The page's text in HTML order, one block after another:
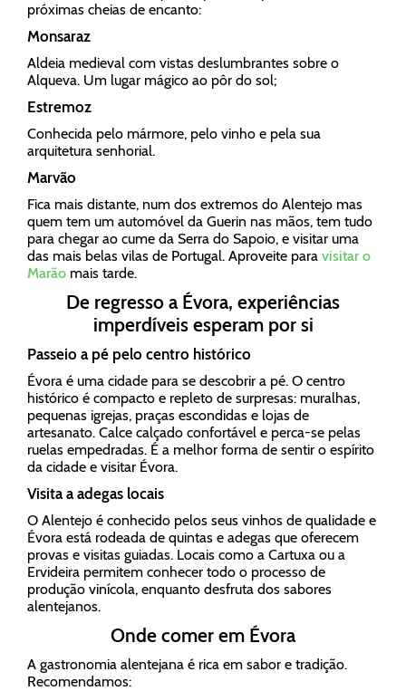
próximas cheias de encanto:
Monsaraz
Aldeia medieval com vistas deslumbrantes sobre o
Alqueva. Um lugar mágico ao pôr do sol;
Estremoz
Conhecida pelo mármore, pelo vinho e pela sua
arquitetura senhorial.
Marvão
Fica mais distante, num dos extremos do Alentejo mas
quem tem um automóvel da Guerin nas mãos, tem tudo
para chegar ao cume da Serra do Sapoio, e visitar uma
das mais belas vilas de Portugal. Aproveite para visitar o
Marão mais tarde.
De regresso a Évora, experiências
imperdíveis esperam por si
Passeio a pé pelo centro histórico
Évora é uma cidade para se descobrir a pé. O centro
histórico é compacto e repleto de surpresas: muralhas,
pequenas igrejas, praças escondidas e lojas de
artesanato. Calce calçado confortável e perca-se pelas
ruelas empedradas. É a melhor forma de sentir o espírito
da cidade e visitar Évora.
Visita a adegas locais
O Alentejo é conhecido pelos seus vinhos de qualidade e
Évora está rodeada de quintas e adegas que oferecem
provas e visitas guiadas. Locais como a Cartuxa ou a
Ervideira permitem conhecer todo o processo de
produção vinícola, enquanto desfruta dos sabores
alentejanos.
Onde comer em Évora
A gastronomia alentejana é rica em sabor e tradição.
Recomendamos: